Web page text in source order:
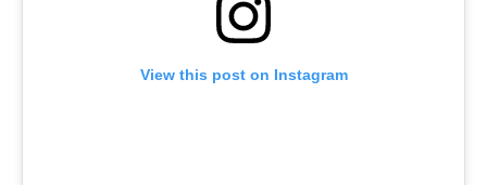
View this post on Instagram